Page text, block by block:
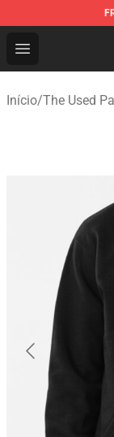
Open menu
The Used
Início/The Used